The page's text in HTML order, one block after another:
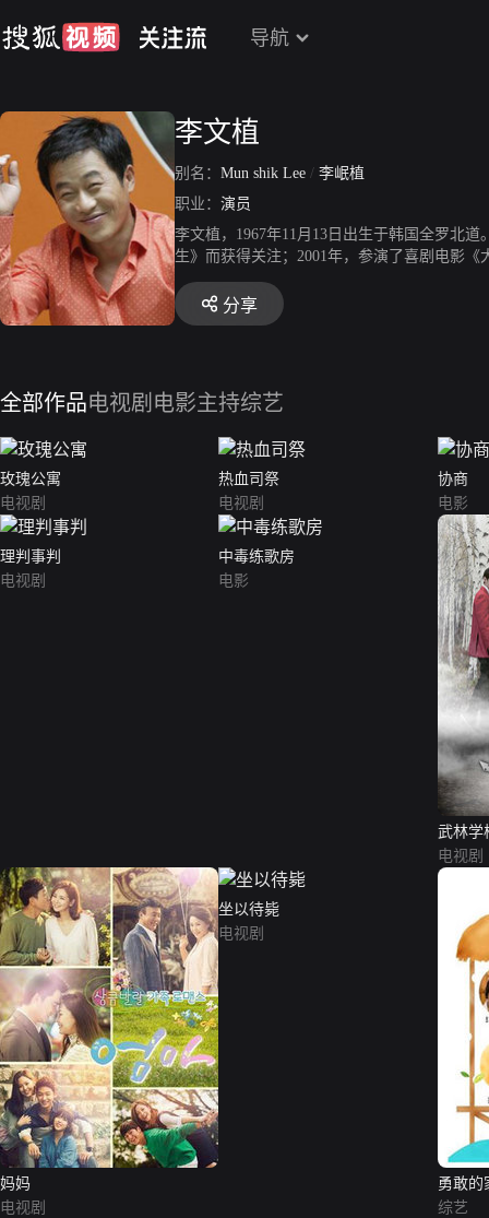
导航
李文植
别名： Mun shik Lee / 李岷植
职业： 演员
李文植，1967年11月13日出生于韩国全罗北
生》而获得关注；2001年，参演了喜剧电影
片《黄山伐》；2004年，因参演犯罪电影《
年，主演了喜剧电影《人生大赛》；2007年
大赏特别电视剧助演赏；2009年，参演了历
分享
全部作品电视剧 电影主持综艺
玫瑰公寓
电视剧
热血司祭
电视剧
协商
电影
理判事判
电视剧
中毒练歌房
电影
武林学
电视剧
妈妈
电视剧
坐以待毙
电视剧
勇敢的
综艺